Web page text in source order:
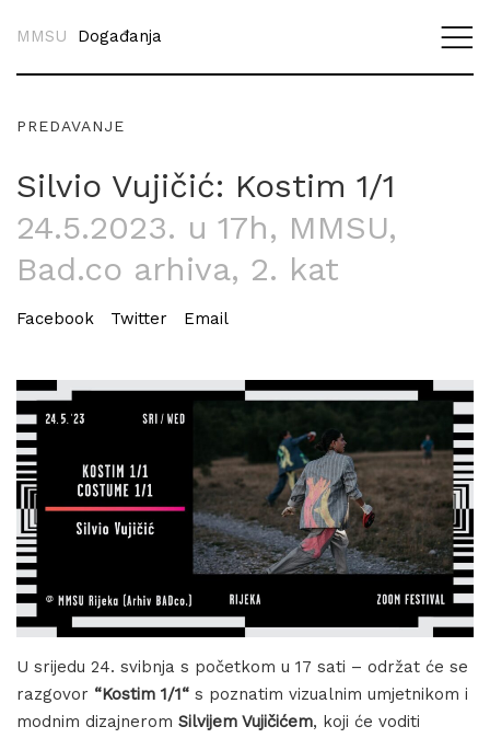
MMSU Događanja
PREDAVANJE
Silvio Vujičić: Kostim 1/1
24.5.2023. u 17h, MMSU,
Bad.co arhiva, 2. kat
Facebook Twitter Email
U srijedu 24. svibnja s početkom u 17 sati – održat će se
razgovor “Kostim 1/1“ s poznatim vizualnim umjetnikom i
modnim dizajnerom Silvijem Vujičićem, koji će voditi